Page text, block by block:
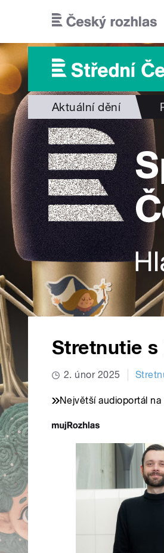
Aktuální dění
Stretnutie
2. únor 2025
Největší audioportál